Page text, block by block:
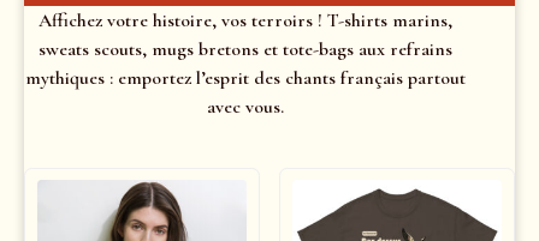
Affichez votre histoire, vos terroirs ! T-shirts marins,
sweats scouts, mugs bretons et tote-bags aux refrains
mythiques : emportez l’esprit des chants français partout
avec vous.